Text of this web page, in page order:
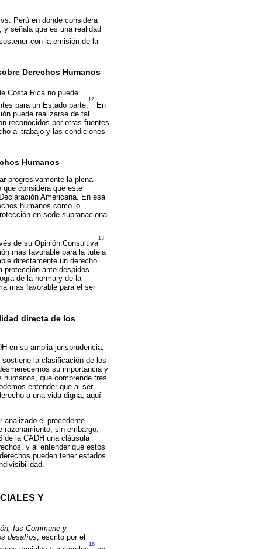
Perú en donde considera
y señala que es una realidad
con la emisión de la
Derechos Humanos
Costa Rica no puede
para un Estado parte,
12
En
puede realizarse de tal
reconocidos por otras fuentes
al trabajo y las condiciones
Humanos
progresivamente la plena
considera que este
Americana. En esa
humanos como lo
en sede supranacional
de su Opinión Consultiva
13
más favorable para la tutela
directamente un derecho
protección ante despidos
de la norma y de la
más favorable para el ser
directa de los
en su amplia jurisprudencia,
la clasificación de los
su importancia y
que comprende tres
entender que al ser
a una vida digna; aquí
analizado el precedente
sin embargo,
de la CADH una cláusula
y al entender que estos
pueden tener estados
Y
Ius Commune y
desafíos, escrito por el
16